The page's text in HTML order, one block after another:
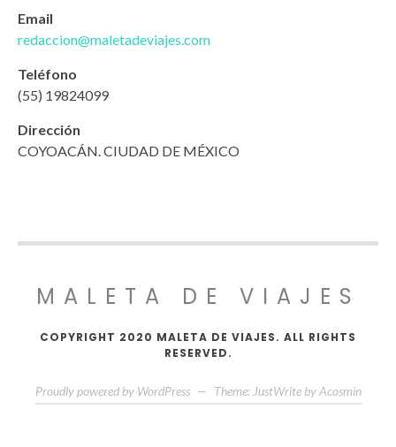
Email
redaccion@maletadeviajes.com
Teléfono
(55) 19824099
Dirección
COYOACÁN. CIUDAD DE MÉXICO
MALETA DE VIAJES
COPYRIGHT 2020 MALETA DE VIAJES. ALL RIGHTS
RESERVED.
Proudly powered by WordPress — Theme: JustWrite by Acosmin